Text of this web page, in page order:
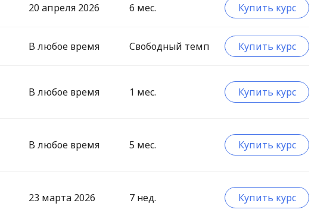
6 мес.
20 апреля 2026 Купить курс
Свободный темп
В любое время Купить курс
1 мес.
В любое время Купить курс
5 мес.
В любое время Купить курс
7 нед.
23 марта 2026 Купить курс